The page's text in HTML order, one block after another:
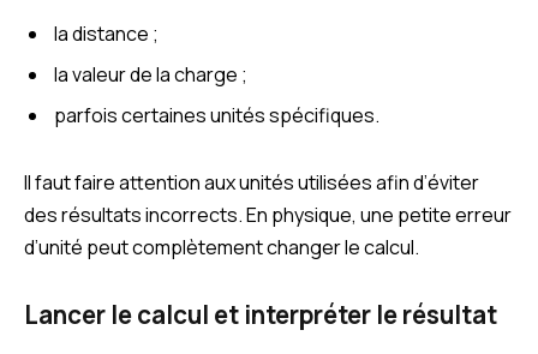
la distance ;
la valeur de la charge ;
parfois certaines unités spécifiques.
Il faut faire attention aux unités utilisées afin d’éviter
des résultats incorrects. En physique, une petite erreur
d’unité peut complètement changer le calcul.
Lancer le calcul et interpréter le résultat